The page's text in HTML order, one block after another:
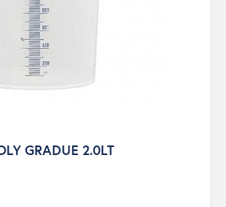
GRADUE 2.0LT